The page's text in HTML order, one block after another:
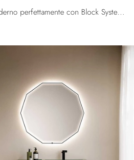
Arreda il tuo bagno moderno perfettamente con Block System Syntesi Box C23, mobili bagno sospesi e complementi in melaminico di Baxar.